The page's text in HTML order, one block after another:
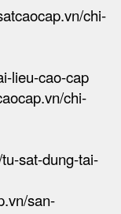
chi-
lieu-cao-cap
chi-
sat-dung-tai-
san-